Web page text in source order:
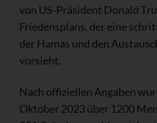
von US-Präsident Donald
Friedensplans, der eine
der Hamas und den
vorsieht.
Nach offiziellen Angaben
Oktober 2023 über 1200